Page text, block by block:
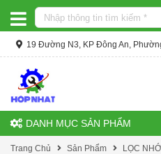
19 Đường N3, KP Đông An,
DANH MỤC SẢN PHẨM
Trang Chủ Sản Phẩm LỌC